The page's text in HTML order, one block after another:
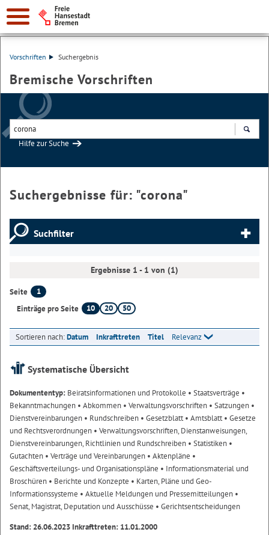
Vorschriften Suchergebnis
Bremische Vorschriften
Hilfe zur Suche
Suchergebnisse für: "corona"
Suchfilter
Ergebnisse 1 - 1 von (1)
Seite
1
Einträge pro Seite
10 20 50
Sortieren nach:Datum Inkrafttreten Titel Relevanz
Systematische Übersicht
Dokumententyp: Beiratsinformationen und Protokolle • Staatsverträge •
Bekanntmachungen • Abkommen • Verwaltungsvorschriften • Satzungen •
Dienstvereinbarungen • Rundschreiben • Gesetzblatt• Amtsblatt• Gesetze
und Rechtsverordnungen • Verwaltungsvorschriften, Dienstanweisungen,
Dienstvereinbarungen, Richtlinien und Rundschreiben • Statistiken •
Gutachten • Verträge und Vereinbarungen • Aktenpläne •
Geschäftsverteilungs- und Organisationspläne • Informationsmaterial und
Broschüren • Berichte und Konzepte • Karten, Pläne und Geo-
Informationssysteme • Aktuelle Meldungen und Pressemitteilungen •
Senat, Magistrat, Deputation und Ausschüsse • Gerichtsentscheidungen
Stand: 26.06.2023 Inkrafttreten: 11.01.2000